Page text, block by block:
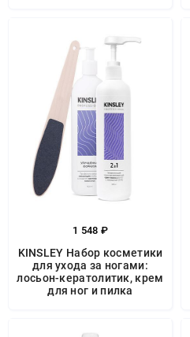
1 548 ₽
KINSLEY Набор косметики
для ухода за ногами:
лосьон-кератолитик, крем
для ног и пилка